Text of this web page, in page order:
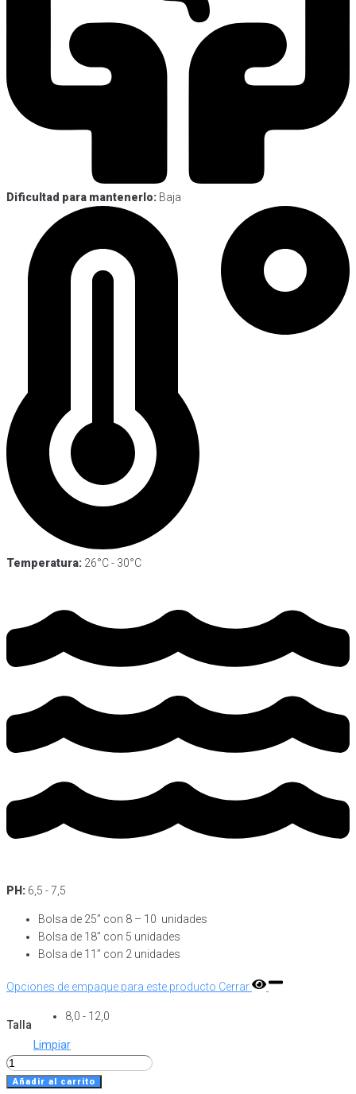
Dificultad para mantenerlo: Baja
Temperatura: 26°C - 30°C
PH: 6,5 - 7,5
Bolsa de 25” con 8 – 10 unidades
Bolsa de 18” con 5 unidades
Bolsa de 11” con 2 unidades
Opciones de empaque para este producto Cerrar
Talla
8,0 - 12,0
Limpiar
Torito
Rayado
Añadir al carrito